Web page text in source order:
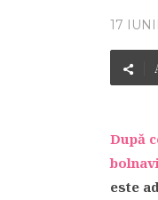
17
După
este